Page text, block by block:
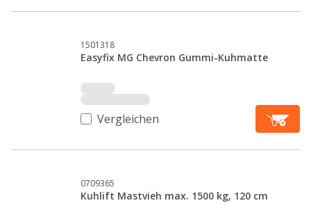
1501318
Easyfix MG Chevron Gummi-Kuhmatte
Vergleichen
0709365
Kuhlift Mastvieh max. 1500 kg, 120 cm